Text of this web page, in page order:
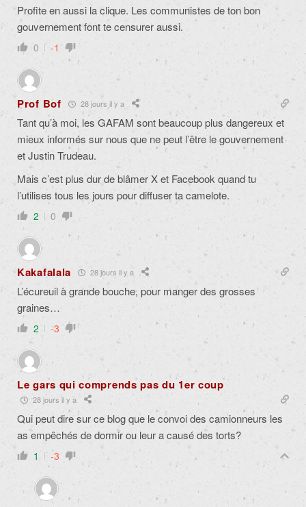
Profite en aussi la clique. Les communistes de ton bon
gouvernement font te censurer aussi.
0 -1
Prof Bof 28 jours il y a
Tant qu’à moi, les GAFAM sont beaucoup plus dangereux et
mieux informés sur nous que ne peut l’être le gouvernement
et Justin Trudeau.
Mais c’est plus dur de blâmer X et Facebook quand tu
l’utilises tous les jours pour diffuser ta camelote.
2 0
Kakafalala 28 jours il y a
L’écureuil à grande bouche, pour manger des grosses
graines…
2 -3
Le gars qui comprends pas du 1er coup
28 jours il y a
Qui peut dire sur ce blog que le convoi des camionneurs les
as empêchés de dormir ou leur a causé des torts?
1 -3